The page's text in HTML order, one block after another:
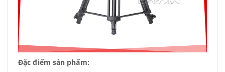
Đặc điểm sản phẩm: